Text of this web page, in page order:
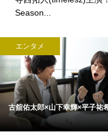
Season...
エンタメ
古舘佑太郎×山下幸輝×平子